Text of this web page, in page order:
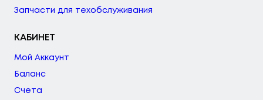
Запчасти для техобслуживания
КАБИНЕТ
Мой Аккаунт
Баланс
Счета